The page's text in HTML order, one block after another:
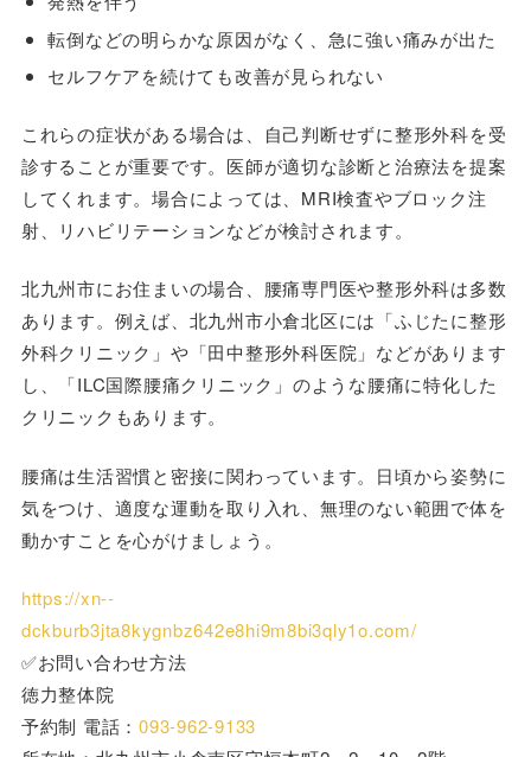
転倒などの明らかな原因がなく、急に強い痛みが出た
セルフケアを続けても改善が見られない
これらの症状がある場合は、自己判断せずに整形外科を受
診することが重要です。医師が適切な診断と治療法を提案
してくれます。場合によっては、MRI検査やブロック注
射、リハビリテーションなどが検討されます。
北九州市にお住まいの場合、腰痛専門医や整形外科は多数
あります。例えば、北九州市小倉北区には「ふじたに整形
外科クリニック」や「田中整形外科医院」などがあります
し、「ILC国際腰痛クリニック」のような腰痛に特化した
クリニックもあります。
腰痛は生活習慣と密接に関わっています。日頃から姿勢に
気をつけ、適度な運動を取り入れ、無理のない範囲で体を
動かすことを心がけましょう。
https://xn--
dckburb3jta8kygnbz642e8hi9m8bi3qly1o.com/
✅お問い合わせ方法
徳力整体院
予約制 電話：093-962-9133